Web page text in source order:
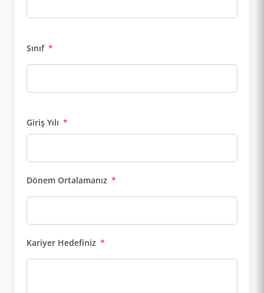
Sınıf *
Giriş Yılı *
Dönem Ortalamanız *
Kariyer Hedefiniz *